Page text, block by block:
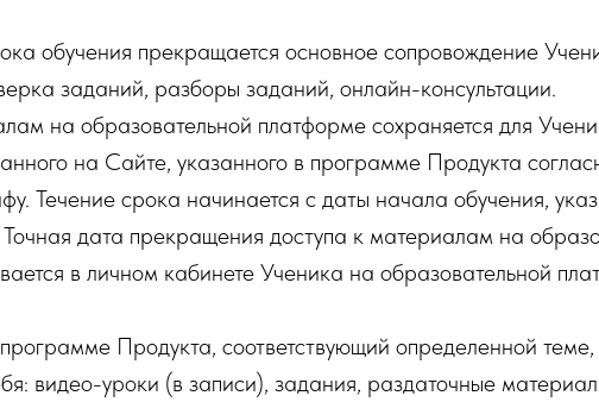
обучения прекращается основное сопровождение
заданий, разборы заданий, онлайн-консультации.
на образовательной платформе сохраняется для
на Сайте, указанного в программе Продукта
Течение срока начинается с даты начала обучения,
дата прекращения доступа к материалам на
в личном кабинете Ученика на образовательной
Продукта, соответствующий определенной теме,
видео-уроки (в записи), задания, раздаточные